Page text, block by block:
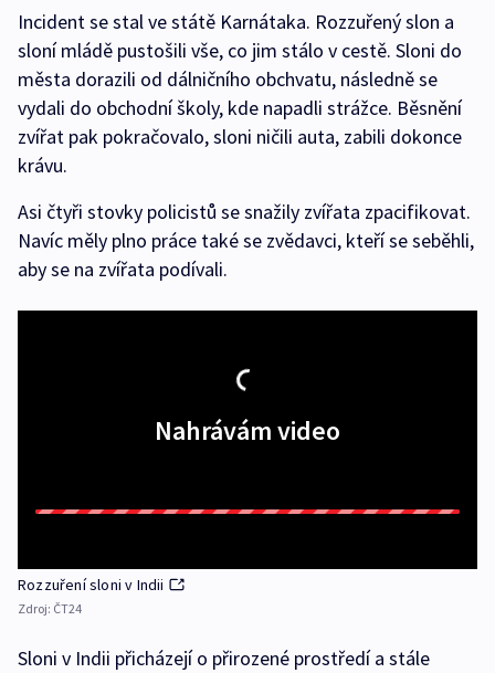
Incident se stal ve státě Karnátaka. Rozzuřený slon a
sloní mládě pustošili vše, co jim stálo v cestě. Sloni do
města dorazili od dálničního obchvatu, následně se
vydali do obchodní školy, kde napadli strážce. Běsnění
zvířat pak pokračovalo, sloni ničili auta, zabili dokonce
krávu.
Asi čtyři stovky policistů se snažily zvířata zpacifikovat.
Navíc měly plno práce také se zvědavci, kteří se seběhli,
aby se na zvířata podívali.
Nahrávám video
Rozzuření sloni v Indii
Zdroj: ČT24
Sloni v Indii přicházejí o přirozené prostředí a stále